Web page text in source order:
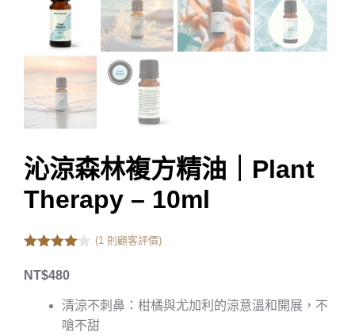
沁涼森林複方精油｜Plant
Therapy – 10ml
of 5
(1 則顧客評價)
NT$480
清涼不刺鼻：柑橘與尤加利的涼意溫和開展，不
嗆不甜